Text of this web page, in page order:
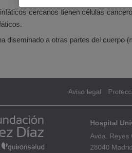
cercanos tienen células
diseminado a otras partes del cuerpo
Aviso legal
Hospital
Avda. Reyes
28040 Madrid